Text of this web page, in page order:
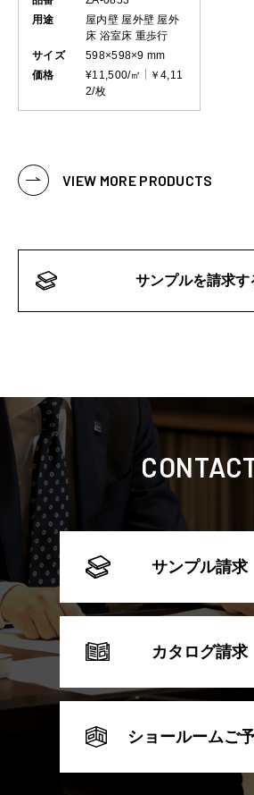
用途
屋内壁 屋外壁 屋外
床 浴室床 重歩行
サイズ
598×598×9 mm
価格
¥11,500/㎡
￥4,11
2/枚
VIEW MORE PRODUCTS
サンプルを請求す
サンプル請求
カタログ請求
ショールームご